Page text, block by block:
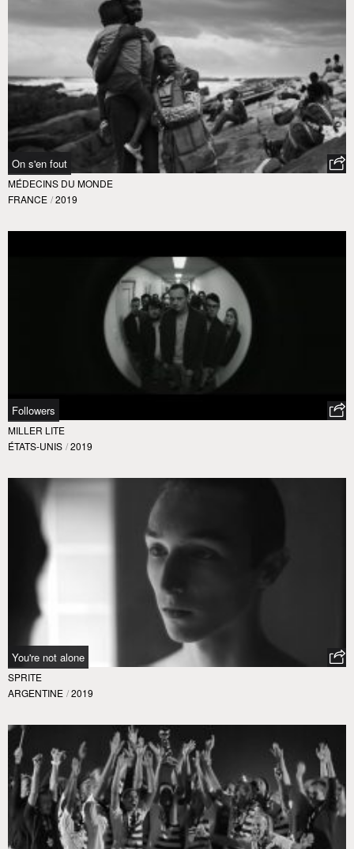
On s'en fout
MÉDECINS DU MONDE
FRANCE / 2019
Followers
MILLER LITE
ÉTATS-UNIS / 2019
You're not alone
SPRITE
ARGENTINE / 2019